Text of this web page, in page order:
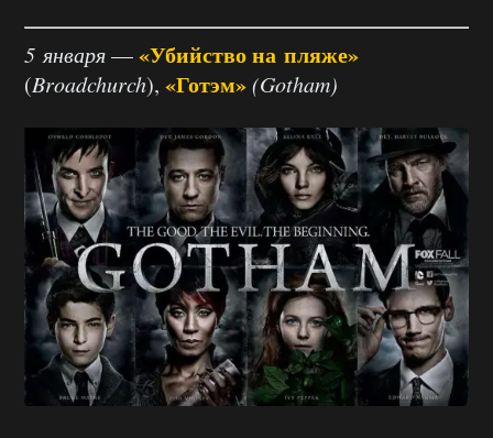
5 января—«Убийство на пляже»
(Broadchurch), «Готэм»(Gotham)